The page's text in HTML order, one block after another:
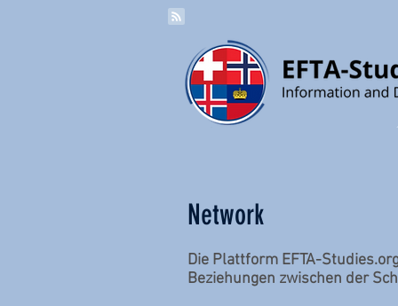
Network
Die Plattform EFTA-
Beziehungen zwischen der